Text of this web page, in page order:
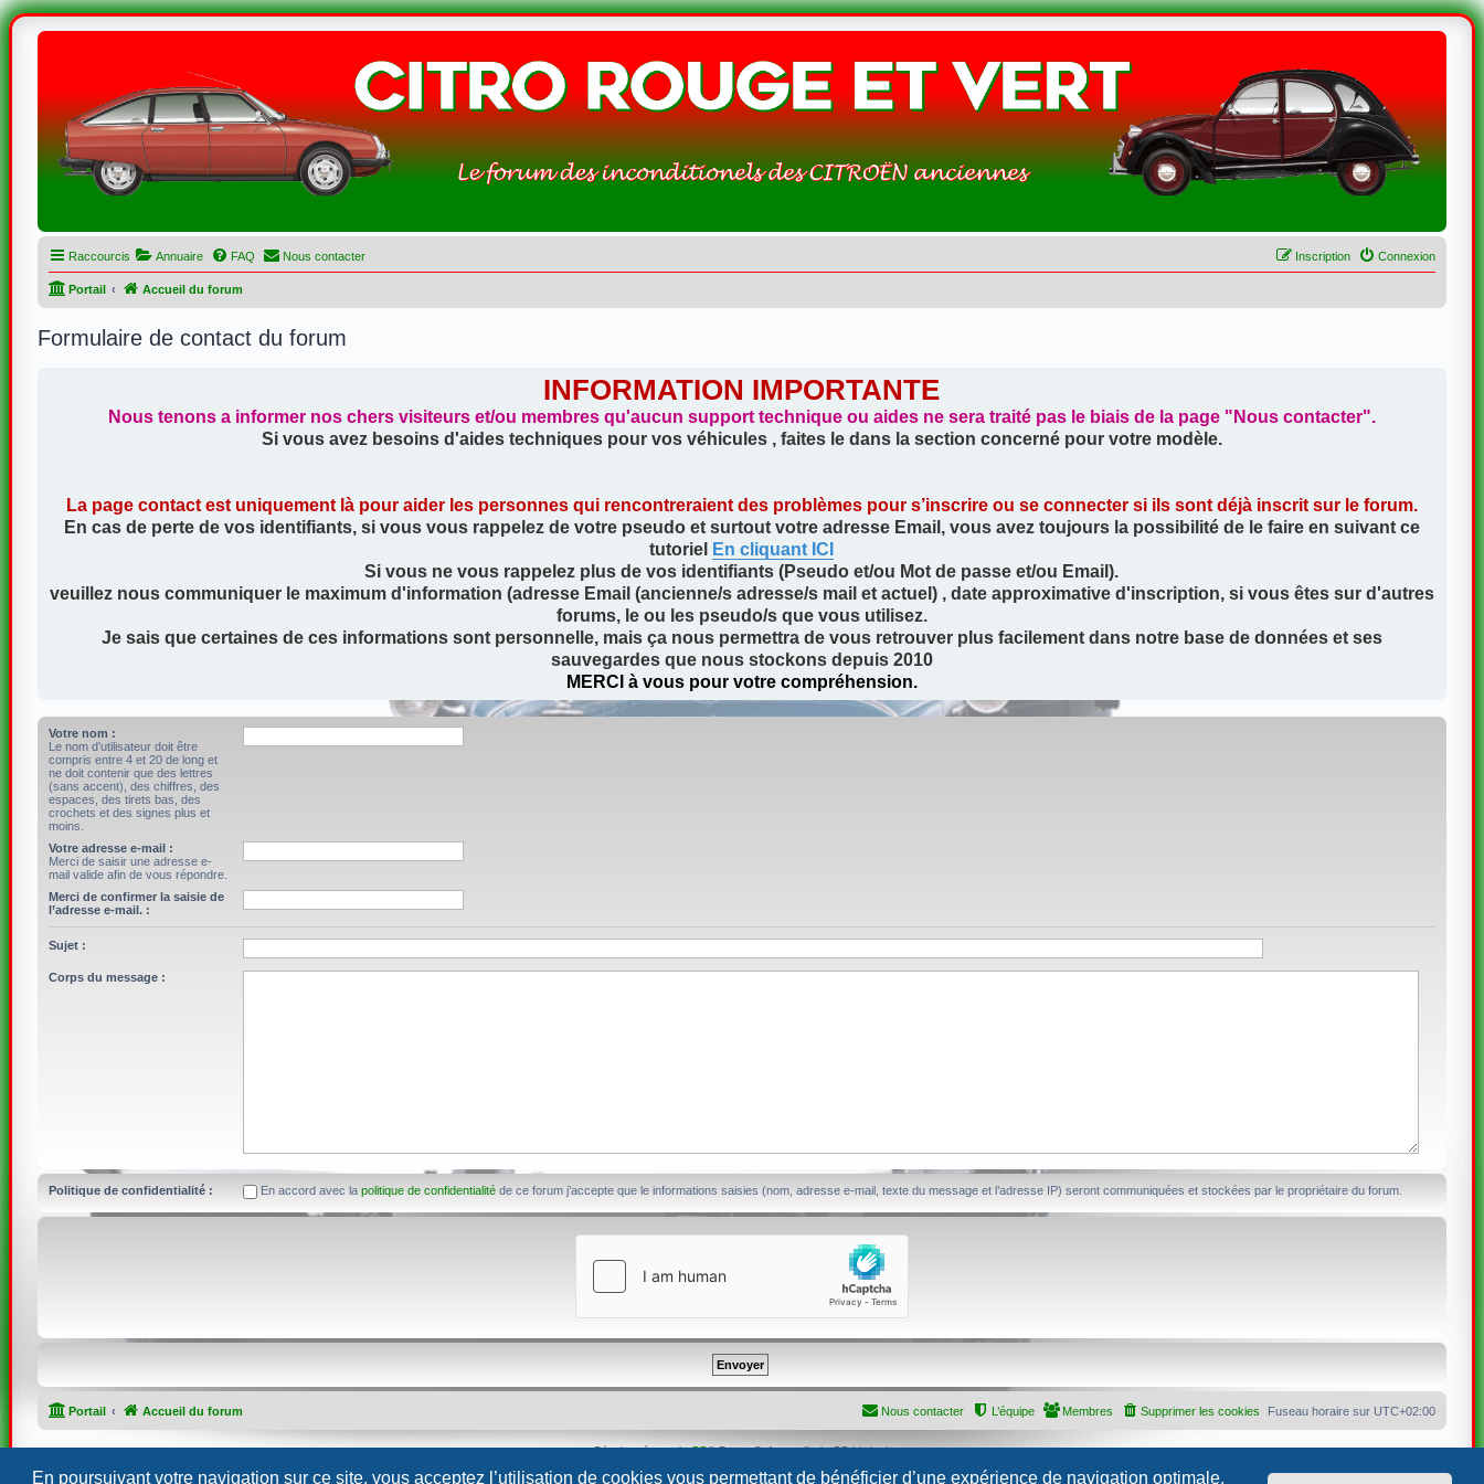
En poursuivant votre navigation sur ce site, vous acceptez l’utilisation de cookies vous permettant de bénéficier d’une expérience de navigation optimale.
Raccourcis Annuaire FAQ Nous contacter Connexion
Inscription
Portail Accueil du forum
Formulaire de contact du forum
INFORMATION IMPORTANTE
Nous tenons a informer nos chers visiteurs et/ou membres qu'aucun support technique ou aides ne sera traité pas le biais de la page "Nous contacter".
Si vous avez besoins d'aides techniques pour vos véhicules , faites le dans la section concerné pour votre modèle.
La page contact est uniquement là pour aider les personnes qui rencontreraient des problèmes pour s’inscrire ou se connecter si ils sont déjà inscrit sur le forum.
En cas de perte de vos identifiants, si vous vous rappelez de votre pseudo et surtout votre adresse Email, vous avez toujours la possibilité de le faire en suivant ce
tutoriel En cliquant ICI
Si vous ne vous rappelez plus de vos identifiants (Pseudo et/ou Mot de passe et/ou Email).
veuillez nous communiquer le maximum d'information (adresse Email (ancienne/s adresse/s mail et actuel) , date approximative d'inscription, si vous êtes sur d'autres
forums, le ou les pseudo/s que vous utilisez.
Je sais que certaines de ces informations sont personnelle, mais ça nous permettra de vous retrouver plus facilement dans notre base de données et ses
sauvegardes que nous stockons depuis 2010
MERCI à vous pour votre compréhension.
Votre nom :
Le nom d’utilisateur doit être
compris entre 4 et 20 de long et
ne doit contenir que des lettres
(sans accent), des chiffres, des
espaces, des tirets bas, des
crochets et des signes plus et
moins.
Votre adresse e-mail :
Merci de saisir une adresse e-
mail valide afin de vous répondre.
Merci de confirmer la saisie de
l’adresse e-mail. :
Sujet :
Corps du message :
Politique de confidentialité : En accord avec la politique de confidentialitéde ce forum j’accepte que le informations saisies (nom, adresse e-mail, texte du message et l’adresse IP) seront communiquées et stockées par le propriétaire du forum.
Portail Accueil du forum Fuseau horaire sur UTC+02:00
Supprimer les cookies
Membres
L’équipe
Nous contacter
Développé parphpBB® Forum Software © phpBB Limited
Traduction française officielle © Qiaeru